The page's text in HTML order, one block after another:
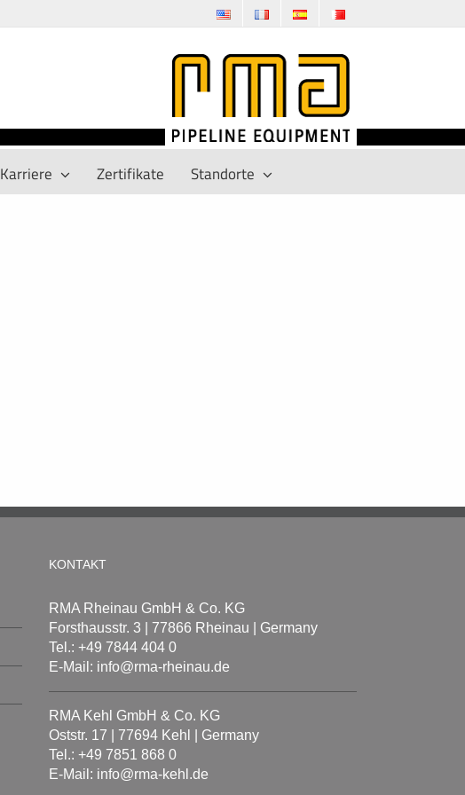
Karriere Zertifikate Standorte
KONTAKT
RMA Rheinau GmbH & Co. KG
Forsthausstr. 3 | 77866 Rheinau | Germany
Tel.: +49 7844 404 0
E-Mail: info@rma-rheinau.de
RMA Kehl GmbH & Co. KG
Oststr. 17 | 77694 Kehl | Germany
Tel.: +49 7851 868 0
E-Mail: info@rma-kehl.de